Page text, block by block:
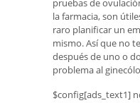
pruebas de
la farmacia, son
raro planificar un
mismo. Así que no
después de uno o
problema al
$config[ads_text1]